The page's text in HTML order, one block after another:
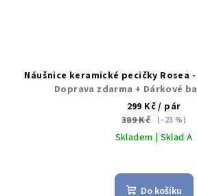
Náušnice keramické pecičky Rosea
Doprava zdarma + Dárkové
299 Kč/ pár
389 Kč (–23 %)
Skladem | Sklad A
hodnocení
produktu
Do košíku